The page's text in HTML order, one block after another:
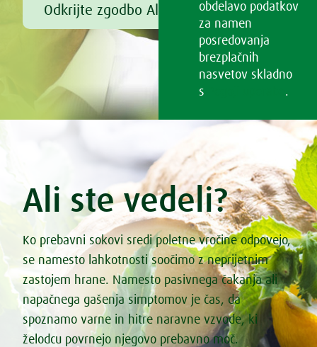
Odkrijte zgodbo Alfreda Voglaobdelavo podatkov
za namen
posredovanja
brezplačnih
nasvetov skladno
s
.
Ali ste vedeli?
Ko prebavni sokovi sredi poletne vročine odpovejo,
se namesto lahkotnosti soočimo z neprijetnim
zastojem hrane. Namesto pasivnega čakanja ali
napačnega gašenja simptomov je čas, da
spoznamo varne in hitre naravne vzvode, ki
želodcu povrnejo njegovo prebavno moč.